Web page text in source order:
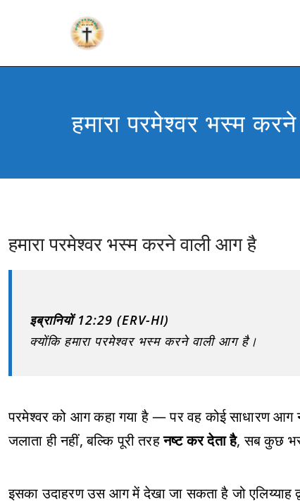
हमारा परमेश्वर भस्म
हमारा परमेश्वर भस्म करने वाली आग है
इब्रानियों 12:29 (ERV-HI)
क्योंकि हमारा परमेश्वर भस्म करने वाली आग है।
परमेश्वर को आग कहा गया है — पर वह कोई साधारण आग
जलाता ही नहीं, बल्कि पूरी तरहनष्ट कर देता है, सब कुछ
इसका उदाहरण उस आग में देखा जा सकता है जो एलिय्याह